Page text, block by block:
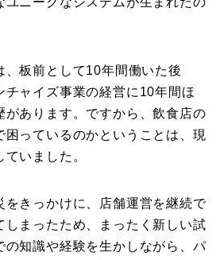
板前として10年間働いた後
チャイズ事業の経営に10年間ほ
があります。ですから、飲食店の
困っているのかということは、現
いました。
をきっかけに、店舗運営を継続で
しまったため、まったく新しい試
の知識や経験を生かしながら、パ